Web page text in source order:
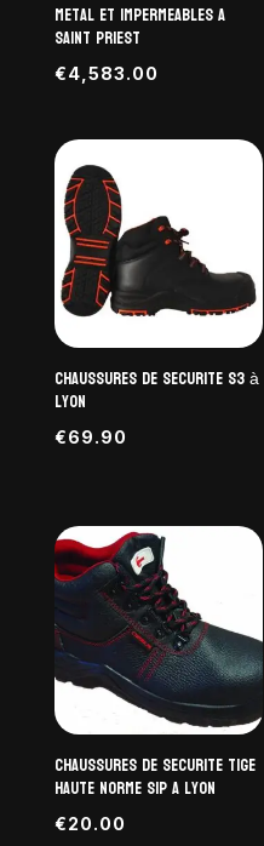
metal et impermeables a
Saint Priest
€4,583.00
Chaussures de securite S3 à
Lyon
€69.90
Chaussures de securite tige
haute norme S1P a Lyon
€20.00